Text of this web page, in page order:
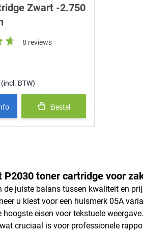
Zwart -2.750
8 reviews
Bestel
P2030 toner cartridge voor
de juiste balans tussen kwaliteit en
u kiest voor een huismerk 05A
hoogste eisen voor tekstuele
cruciaal is voor professionele